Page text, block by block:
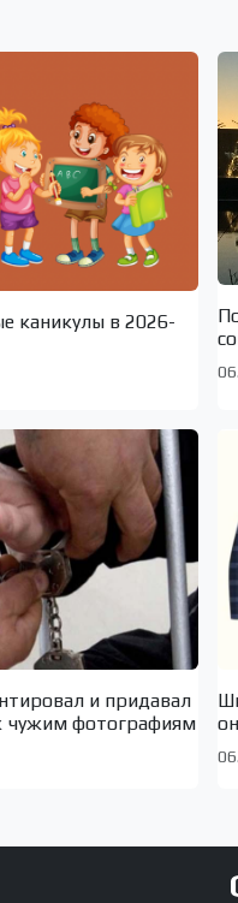
каникулы в 2026-
и придавал
чужим фотографиям